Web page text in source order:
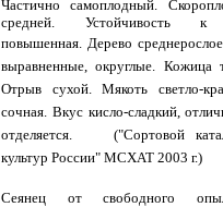
Частично самоплодный.
средней. Устойчивость к
повышенная. Дерево
выравненные, округлые. Кожица
Отрыв сухой. Мякоть светло-
сочная. Вкус кисло-сладкий,
отделяется. ("Сортовой
культур России" МСХАТ 2003 г.)
Сеянец от свободного